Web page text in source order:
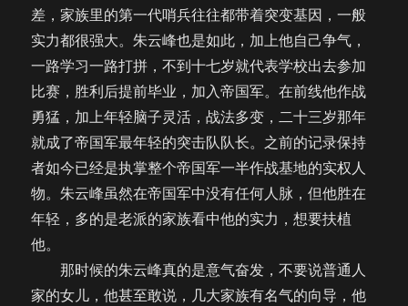
差，家族里的第一代哨兵往往都带着突变基因，一般
实力都很强大。朱云峰也是如此，加上他自己争气，
一路学习一路打拼，不到十七岁就代表学校出去参加
比赛，胜利后提前毕业，加入帝国军。在前线他作战
勇猛，加上年轻脑子灵活，战法多变，二十三岁那年
就成了帝国军最年轻的突击队队长。之前的记录保持
者如今已经是执掌整个帝国军一半作战基地的实权人
物。朱云峰虽然在帝国军中没有任何人脉，但他胜在
年轻，多的是老派的家族看中他的实力，想要扶植
他。
那时候的朱云峰真的是意气奋发，不要说普通人
家的女儿，他甚至敢说，几大家族有名气的向导，他